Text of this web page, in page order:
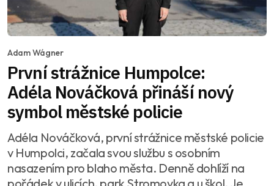
Adam Wágner
První strážnice Humpolce:
Adéla Nováčková přináší nový
symbol městské policie
Adéla Nováčková, první strážnice městské policie
v Humpolci, začala svou službu s osobním
nasazením pro blaho města. Denně dohlíží na